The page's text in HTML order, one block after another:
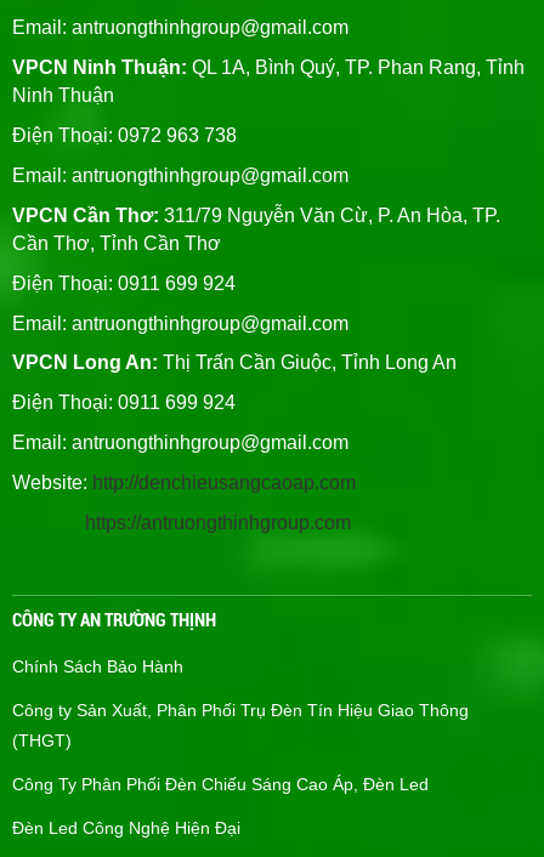
Email: antruongthinhgroup@gmail.com
VPCN Ninh Thuận: QL 1A, Bình Quý, TP. Phan Rang, Tỉnh
Ninh Thuận
Điện Thoại: 0972 963 738
Email: antruongthinhgroup@gmail.com
VPCN Cần Thơ: 311/79 Nguyễn Văn Cừ, P. An Hòa, TP.
Cần Thơ, Tỉnh Cần Thơ
Điện Thoại: 0911 699 924
Email: antruongthinhgroup@gmail.com
VPCN Long An: Thị Trấn Cần Giuộc, Tỉnh Long An
Điện Thoại: 0911 699 924
Email: antruongthinhgroup@gmail.com
Website: http://denchieusangcaoap.com
https://antruongthinhgroup.com
CÔNG TY AN TRƯỜNG THỊNH
Chính Sách Bảo Hành
Công ty Sản Xuất, Phân Phối Trụ Đèn Tín Hiệu Giao Thông
(THGT)
Công Ty Phân Phối Đèn Chiếu Sáng Cao Áp, Đèn Led
Đèn Led Công Nghệ Hiện Đại